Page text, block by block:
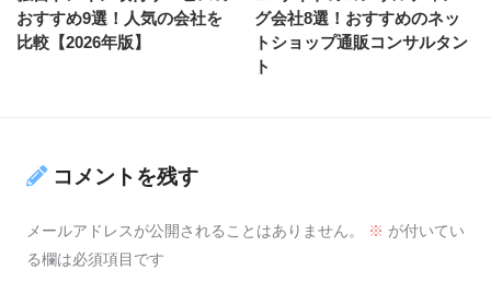
おすすめ9選！人気の会社を
比較【2026年版】
グ会社8選！おすすめのネッ
トショップ通販コンサルタン
ト
コメントを残す
メールアドレスが公開されることはありません。 ※ が付いてい
る欄は必須項目です